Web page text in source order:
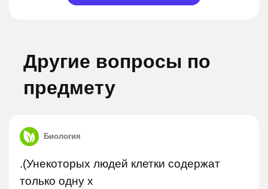
Другие вопросы по
предмету
Биология
.(Унекоторых людей клетки содержат
только одну x